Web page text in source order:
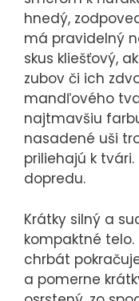
hnedý,
má pravidelný
skus kliešťový,
zubov či ich
mandľového
najtmavšiu
nasadené uši
priliehajú k
dopredu.
Krátky silný a
kompaktné
chrbát
a pomerne